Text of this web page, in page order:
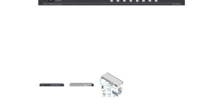
IT Netzwerktechnik / Kommunikation
Serverräume
RMA / Rücksendung / Support